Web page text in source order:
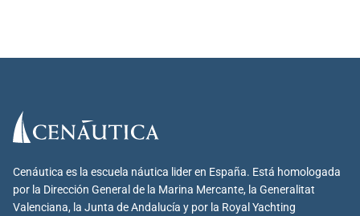
Cenáutica es la escuela náutica lider en España. Está homologada
por la Dirección General de la Marina Mercante, la Generalitat
Valenciana, la Junta de Andalucía y por la Royal Yachting